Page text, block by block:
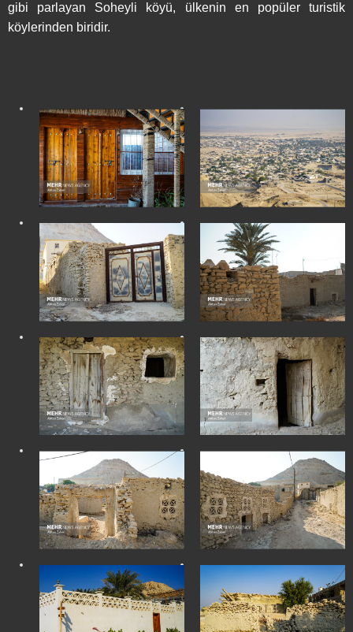
gibi parlayan Soheyli köyü, ülkenin en popüler turistik
köylerinden biridir.